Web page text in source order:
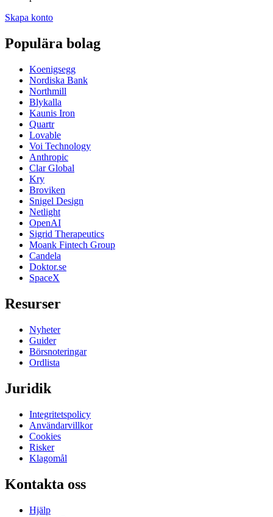
Skapa konto
Populära bolag
Koenigsegg
Nordiska Bank
Northmill
Blykalla
Kaunis Iron
Quartr
Lovable
Voi Technology
Anthropic
Clar Global
Kry
Broviken
Snigel Design
Netlight
OpenAI
Sigrid Therapeutics
Moank Fintech Group
Candela
Doktor.se
SpaceX
Resurser
Nyheter
Guider
Börsnoteringar
Ordlista
Juridik
Integritetspolicy
Användarvillkor
Cookies
Risker
Klagomål
Kontakta oss
Hjälp